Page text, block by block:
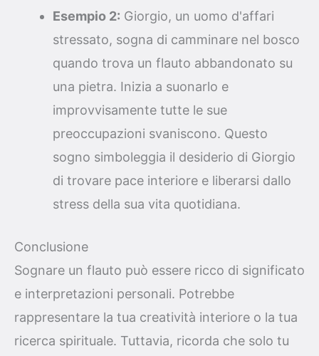
Esempio 2: Giorgio, un uomo d'affari
stressato, sogna di camminare nel bosco
quando trova un flauto abbandonato su
una pietra. Inizia a suonarlo e
improvvisamente tutte le sue
preoccupazioni svaniscono. Questo
sogno simboleggia il desiderio di Giorgio
di trovare pace interiore e liberarsi dallo
stress della sua vita quotidiana.
Conclusione
Sognare un flauto può essere ricco di significato
e interpretazioni personali. Potrebbe
rappresentare la tua creatività interiore o la tua
ricerca spirituale. Tuttavia, ricorda che solo tu